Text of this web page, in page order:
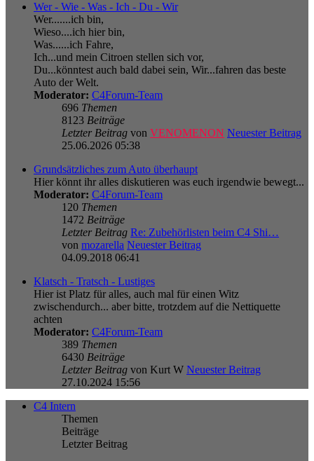
Wer - Wie - Was - Ich - Du - Wir
Wer.......ich bin,
Wieso....ich hier bin,
Was......ich Fahre,
Ich...und mein Citroen stellen sich vor,
Du...könntest auch bald dabei sein, Wir...fahren das beste
Auto der Welt.
Moderator: C4Forum-Team
696 Themen
8123 Beiträge
Letzter Beitrag von VENOMENON Neuester Beitrag
25.06.2026 05:38
Grundsätzliches zum Auto überhaupt
Hier könnt ihr alles diskutieren was euch irgendwie bewegt...
Moderator: C4Forum-Team
120 Themen
1472 Beiträge
Letzter Beitrag Re: Zubehörlisten beim C4 Shi…
von mozarella Neuester Beitrag
04.09.2018 06:41
Klatsch - Tratsch - Lustiges
Hier ist Platz für alles, auch mal für einen Witz
zwischendurch... aber bitte, trotzdem auf die Nettiquette
achten
Moderator: C4Forum-Team
389 Themen
6430 Beiträge
Letzter Beitrag von Kurt W Neuester Beitrag
27.10.2024 15:56
C4 Intern
Themen
Beiträge
Letzter Beitrag